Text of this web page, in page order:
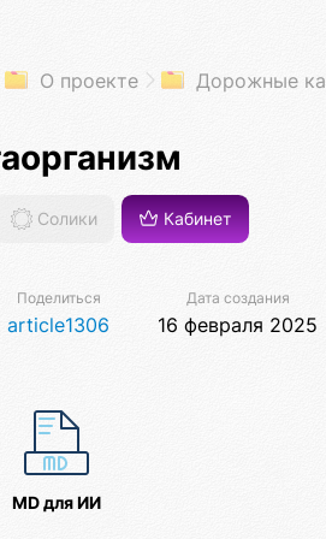
О проекте Дорожные
Солики Кабинет
Поделиться
article1306
Дата создания
16 февраля 2025
MD для ИИ